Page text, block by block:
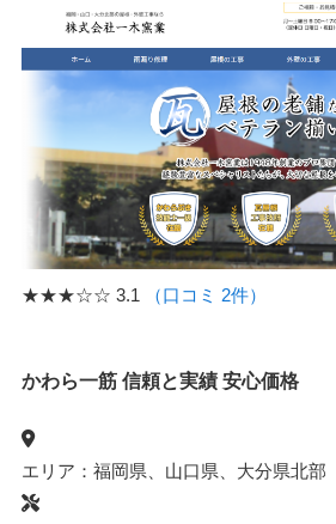
★★★☆☆ 3.1 （口コミ 2件）
かわら一筋 信頼と実績 安心価格
エリア：福岡県、山口県、大分県北部